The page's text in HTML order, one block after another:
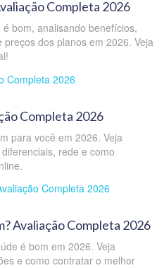
Completa 2026
bom, analisando benefícios,
dos planos em 2026. Veja
Completa 2026
para você em 2026. Veja
rede e como
Avaliação Completa 2026
é bom em 2026. Veja
e como contratar o melhor